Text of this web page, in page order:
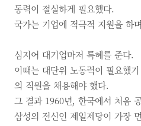
동력이 절실하게 필요했다.
국가는 기업에 적극적 지원을 하
심지어 대기업마저 특혜를 준다.
이때는 대단위 노동력이 필요했
의 직원을 채용해야 했다.
그 결과 1960년, 한국에서 처음
삼성의 전신인 제일제당이 가장